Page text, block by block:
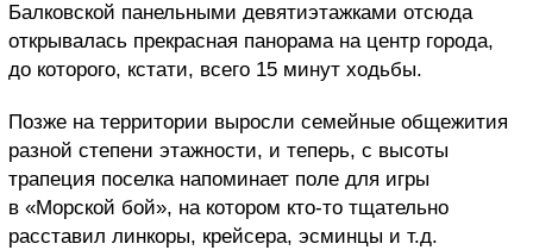
Балковской панельными девятиэтажками отсюда
открывалась прекрасная панорама на центр города,
до которого, кстати, всего 15 минут ходьбы.
Позже на территории выросли семейные общежития
разной степени этажности, и теперь, с высоты
трапеция поселка напоминает поле для игры
в «Морской бой», на котором кто-то тщательно
расставил линкоры, крейсера, эсминцы и т.д.